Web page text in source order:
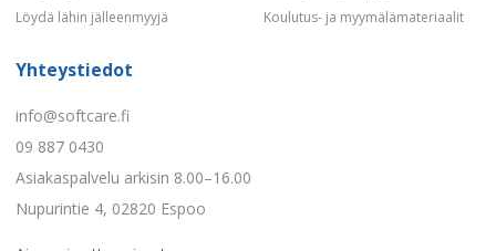
Löydä lähin jälleenmyyjä
Koulutus- ja myymälämateriaalit
Yhteystiedot
info@softcare.fi
09 887 0430
Asiakaspalvelu arkisin 8.00–16.00
Nupurintie 4, 02820 Espoo